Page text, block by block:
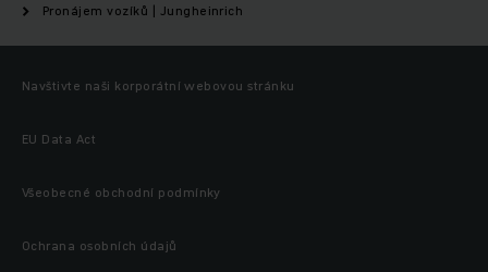
Pronájem vozíků | Jungheinrich
Navštivte naši korporátní webovou stránku
EU Data Act
Všeobecné obchodní podmínky
Ochrana osobních údajů